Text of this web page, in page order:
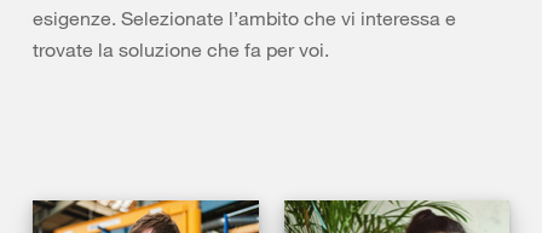
esigenze. Selezionate l’ambito che vi interessa e
trovate la soluzione che fa per voi.